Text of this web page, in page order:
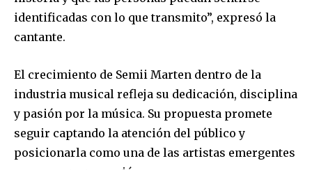
identificadas con lo que transmito”, expresó la
cantante.
El crecimiento de Semii Marten dentro de la
industria musical refleja su dedicación, disciplina
y pasión por la música. Su propuesta promete
seguir captando la atención del público y
posicionarla como una de las artistas emergentes